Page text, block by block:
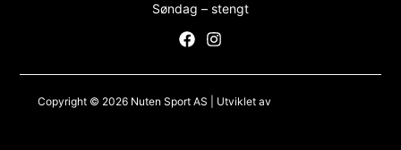
Søndag – stengt
Copyright © 2026 Nuten Sport AS | Utviklet av